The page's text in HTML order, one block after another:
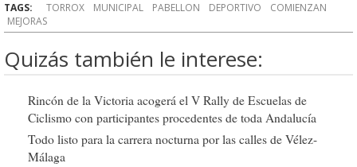
TAGS: TORROX MUNICIPAL PABELLON DEPORTIVO
COMIENZAN
MEJORAS
Quizás también le interese:
Rincón de la Victoria acogerá el V Rally de Escuelas de
Ciclismo con participantes procedentes de toda Andalucía
Todo listo para la carrera nocturna por las calles de Vélez-
Málaga